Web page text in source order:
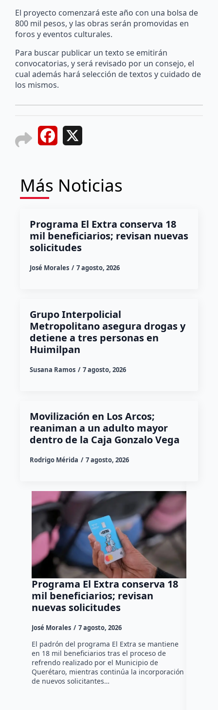
El proyecto comenzará este año con una bolsa de
800 mil pesos, y las obras serán promovidas en
foros y eventos culturales.
Para buscar publicar un texto se emitirán
convocatorias, y será revisado por un consejo, el
cual además hará selección de textos y cuidado de
los mismos.
Facebook
Más Noticias
Programa El Extra conserva 18
mil beneficiarios; revisan nuevas
solicitudes
José Morales 7 agosto, 2026
Grupo Interpolicial
Metropolitano asegura drogas y
detiene a tres personas en
Huimilpan
Susana Ramos 7 agosto, 2026
Movilización en Los Arcos;
reaniman a un adulto mayor
dentro de la Caja Gonzalo Vega
Rodrigo Mérida 7 agosto, 2026
Programa El Extra conserva 18
mil beneficiarios; revisan
nuevas solicitudes
José Morales 7 agosto, 2026
El padrón del programa El Extra se mantiene
en 18 mil beneficiarios tras el proceso de
refrendo realizado por el Municipio de
Querétaro, mientras continúa la incorporación
de nuevos solicitantes…